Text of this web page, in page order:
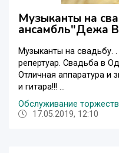
Музыканты на
ансамбль"Дежа
Музыканты на свадьбу.
репертуар. Свадьба в
Отличная аппаратура и
и гитара!!! ...
Обслуживание торжеств
17.05.2019, 12:10